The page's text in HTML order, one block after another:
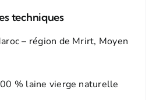
techniques
– région de Mrirt, Moyen
% laine vierge naturelle